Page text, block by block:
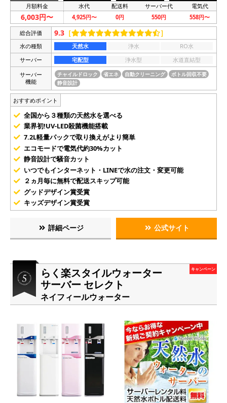
月額料金 水代 配送料 サーバー代 電気代
6,003円〜 4,925円〜 0円 550円 558円〜
総合評価 9.3 ［ ］
水の種類 天然水 浄水
RO水
サーバー
宅配型 浄水型
水道直結型
サーバー
機能
チャイルドロック 省エネ 自動クリーニング
ボトル回収不要
静音設計
おすすめポイント
全国から３種類の天然水を選べる
業界初!UV-LED殺菌機能搭載
7.2L軽量パックで取り換えがより簡単
エコモードで電気代約30%カット
静音設計で騒音カット
いつでもインターネット・LINEで水の注文・変更可能
２ヵ月毎に無料で配送スキップ可能
グッドデザイン賞受賞
キッズデザイン賞受賞
詳細ページ 公式サイト
らく楽スタイルウォーター
サーバー セレクト
ネイフィールウォーター
キャンペーン